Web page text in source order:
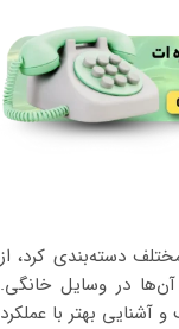
دسته‌بندی کرد، از
آن‌ها در وسایل خانگی.
بهتر با عملکرد